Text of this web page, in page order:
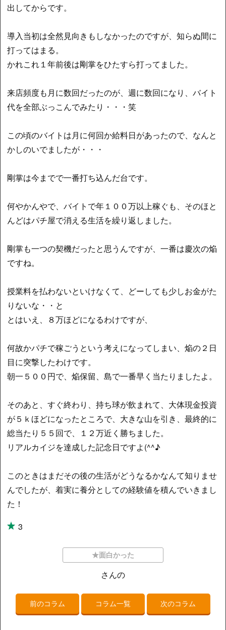
出してからです。
導入当初は全然見向きもしなかったのですが、知らぬ間に
打ってはまる。
かれこれ１年前後は剛掌をひたすら打ってました。
来店頻度も月に数回だったのが、週に数回になり、バイト
代を全部ぶっこんでみたり・・・笑
この頃のバイトは月に何回か給料日があったので、なんと
かしのいでましたが・・・
剛掌は今までで一番打ち込んだ台です。
何やかんやで、バイトで年１００万以上稼ぐも、そのほと
んどはパチ屋で消える生活を繰り返しました。
剛掌も一つの契機だったと思うんですが、一番は慶次の焔
ですね。
授業料を払わないといけなくて、どーしても少しお金がた
りないな・・と
とはいえ、８万ほどになるわけですが、
何故かパチで稼ごうという考えになってしまい、焔の２日
目に突撃したわけです。
朝一５００円で、焔保留、島で一番早く当たりましたよ。
そのあと、すぐ終わり、持ち球が飲まれて、大体現金投資
が５ｋほどになったところで、大きな山を引き、最終的に
総当たり５５回で、１２万近く勝ちました。
リアルカイジを達成した記念日ですよ(^^♪
このときはまだその後の生活がどうなるかなんて知りませ
んでしたが、着実に養分としての経験値を積んでいきまし
た！
3
★面白かった
さんの
前のコラム コラム一覧 次のコラム